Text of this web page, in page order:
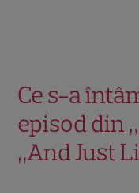
Ce s-a
episod din
„And Just